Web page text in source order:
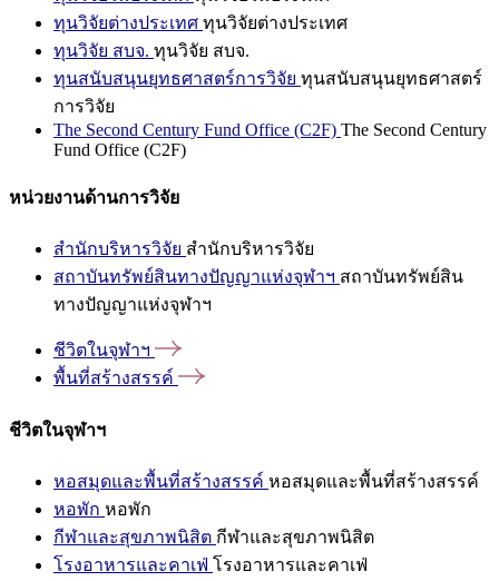
ทุนวิจัยต่างประเทศ ทุนวิจัยต่างประเทศ
ทุนวิจัย สบจ. ทุนวิจัย สบจ.
ทุนสนับสนุนยุทธศาสตร์การวิจัย ทุนสนับสนุนยุทธศาสตร์
การวิจัย
The Second Century Fund Office (C2F) The Second Century
Fund Office (C2F)
หน่วยงานด้านการวิจัย
สำนักบริหารวิจัย สำนักบริหารวิจัย
สถาบันทรัพย์สินทางปัญญาแห่งจุฬาฯ สถาบันทรัพย์สิน
ทางปัญญาแห่งจุฬาฯ
ชีวิตในจุฬาฯ
พื้นที่สร้างสรรค์
ชีวิตในจุฬาฯ
หอสมุดและพื้นที่สร้างสรรค์ หอสมุดและพื้นที่สร้างสรรค์
หอพัก หอพัก
กีฬาและสุขภาพนิสิต กีฬาและสุขภาพนิสิต
โรงอาหารและคาเฟ่ โรงอาหารและคาเฟ่